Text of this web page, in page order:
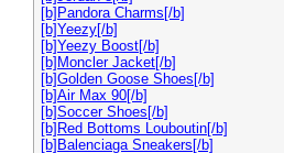
[b]Pandora Charms[/b]
[b]Yeezy[/b]
[b]Yeezy Boost[/b]
[b]Moncler Jacket[/b]
[b]Golden Goose Shoes[/b]
[b]Air Max 90[/b]
[b]Soccer Shoes[/b]
[b]Red Bottoms Louboutin[/b]
[b]Balenciaga Sneakers[/b]